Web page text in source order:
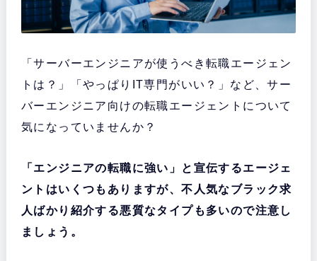
「サーバーエンジニアが使うべき転職エージェン
トは？」「やっぱりIT専門がいい？」など、サー
バーエンジニア向けの転職エージェントについて
気になっていませんか？
「エンジニアの転職に強い」と宣伝するエージェ
ントはいくつもありますが、不人気なブラック求
人ばかり紹介する悪質なタイプも多いので注意し
ましょう。